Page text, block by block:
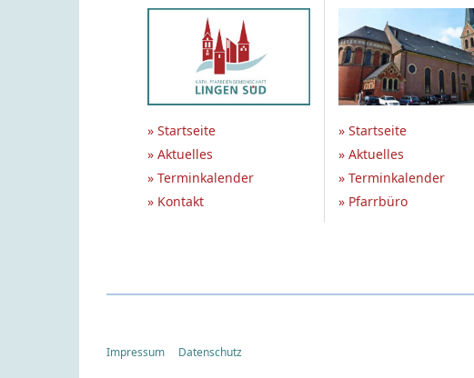
» Startseite
» Aktuelles
» Terminkalender
» Kontakt
» Startseite
» Aktuelles
» Terminkalender
» Pfarrbüro
Impressum Datenschutz